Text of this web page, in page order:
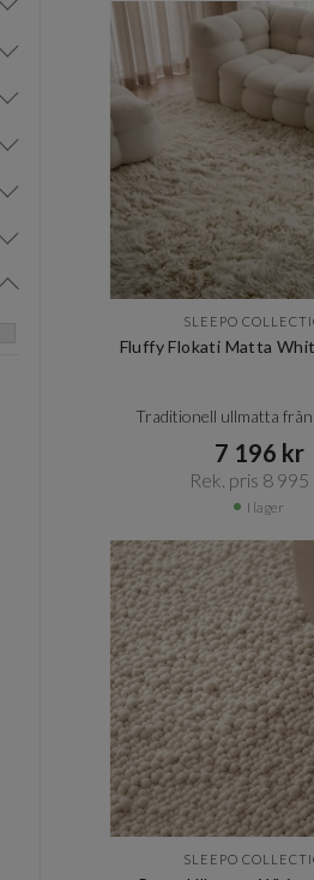
SLEEPO
Fluffy Flokati Matta
Traditionell ullmatta
7 196 kr​​
Rek. pris 8 995
I lager
SLEEPO